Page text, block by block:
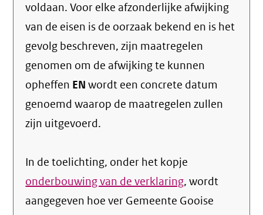
voldaan. Voor elke afzonderlijke afwijking
van de eisen is de oorzaak bekend en is het
gevolg beschreven, zijn maatregelen
genomen om de afwijking te kunnen
opheffen EN wordt een concrete datum
genoemd waarop de maatregelen zullen
zijn uitgevoerd.
In de toelichting, onder het kopje
onderbouwing van de verklaring, wordt
aangegeven hoe ver Gemeente Gooise